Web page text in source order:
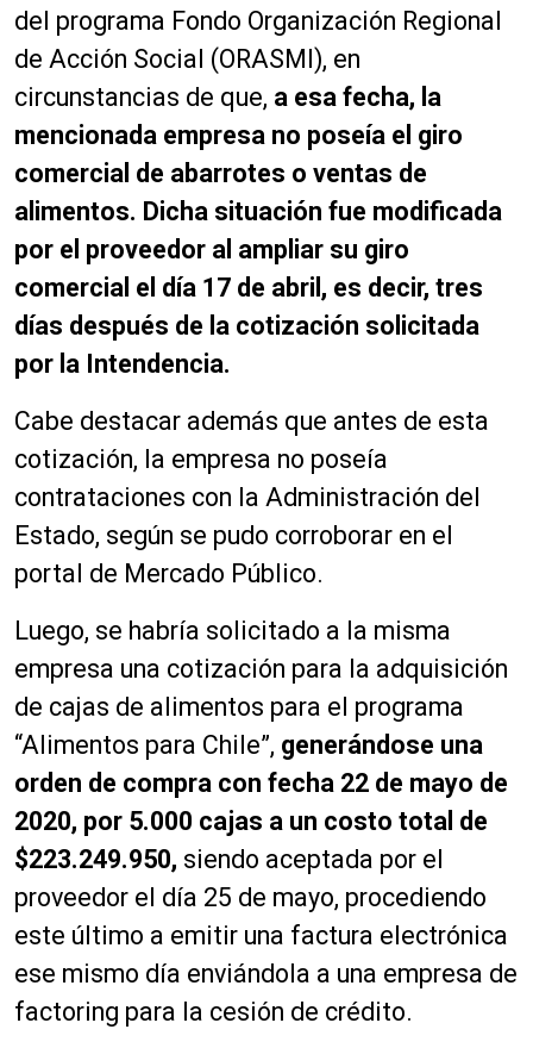
del programa Fondo Organización Regional
de Acción Social (ORASMI), en
circunstancias de que, a esa fecha, la
mencionada empresa no poseía el giro
comercial de abarrotes o ventas de
alimentos. Dicha situación fue modificada
por el proveedor al ampliar su giro
comercial el día 17 de abril, es decir, tres
días después de la cotización solicitada
por la Intendencia.
Cabe destacar además que antes de esta
cotización, la empresa no poseía
contrataciones con la Administración del
Estado, según se pudo corroborar en el
portal de Mercado Público.
Luego, se habría solicitado a la misma
empresa una cotización para la adquisición
de cajas de alimentos para el programa
“Alimentos para Chile”, generándose una
orden de compra con fecha 22 de mayo de
2020, por 5.000 cajas a un costo total de
$223.249.950, siendo aceptada por el
proveedor el día 25 de mayo, procediendo
este último a emitir una factura electrónica
ese mismo día enviándola a una empresa de
factoring para la cesión de crédito.